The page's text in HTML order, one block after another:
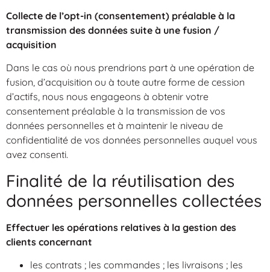
Collecte de l’opt-in (consentement) préalable à la
transmission des données suite à une fusion /
acquisition
Dans le cas où nous prendrions part à une opération de
fusion, d’acquisition ou à toute autre forme de cession
d’actifs, nous nous engageons à obtenir votre
consentement préalable à la transmission de vos
données personnelles et à maintenir le niveau de
confidentialité de vos données personnelles auquel vous
avez consenti.
Finalité de la réutilisation des
données personnelles collectées
Effectuer les opérations relatives à la gestion des
clients concernant
les contrats ; les commandes ; les livraisons ; les